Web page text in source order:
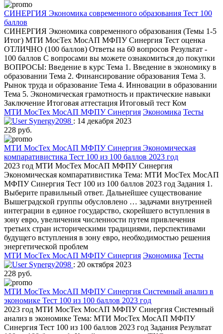
СИНЕРГИЯ Экономика современного образования Тест 100
баллов
СИНЕРГИЯ Экономика современного образования (Темы 1-5
Итог) МТИ МосТех МосАП МФПУ Синергия Тест оценка
ОТЛИЧНО (100 баллов) Ответы на 60 вопросов Результат -
100 баллов С вопросами вы можете ознакомиться до покупки
ВОПРОСЫ: Введение в курс Тема 1. Введение в экономику в
образовании Тема 2. Финансирование образования Тема 3.
Рынок труда и образование Тема 4. Инновации в образовании
Тема 5. Экономическая грамотность и практические навыки
Заключение Итоговая аттестация Итоговый тест Ком
МТИ МосТех МосАП МФПУ Синергия Экономика Тесты
Synergy2098 : 14 декабря 2023
228 руб.
МТИ МосТех МосАП МФПУ Синергия Экономическая
компаративистика Тест 100 из 100 баллов 2023 год
2023 год МТИ МосТех МосАП МФПУ Синергия
Экономическая компаративистика Тема: МТИ МосТех МосАП
МФПУ Синергия Тест 100 из 100 баллов 2023 год Задания 1.
Выберите правильный ответ. Дальнейшее существование
Вышеградской группы обусловлено … задачами внутренней
интеграции в единое государство, скорейшего вступления в
зону евро, увеличения численности путем привлечения
третьих стран историческими традициями, перспективами
будущего вступления в зону евро, необходимостью решения
энергетической проблем
МТИ МосТех МосАП МФПУ Синергия Экономика Тесты
Synergy2098 : 20 октября 2023
228 руб.
МТИ МосТех МосАП МФПУ Синергия Системный анализ в
экономике Тест 100 из 100 баллов 2023 год
2023 год МТИ МосТех МосАП МФПУ Синергия Системный
анализ в экономике Тема: МТИ МосТех МосАП МФПУ
Синергия Тест 100 из 100 баллов 2023 год Задания Результат